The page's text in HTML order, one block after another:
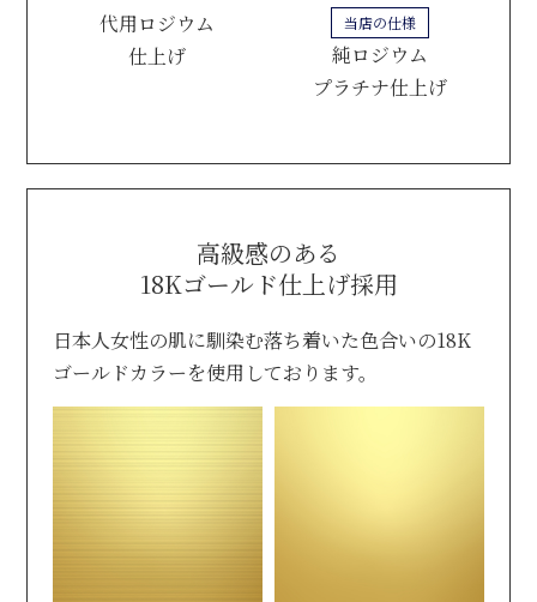
代用ロジウム
仕上げ
当店の仕様
純ロジウム
プラチナ仕上げ
高級感のある
18Kゴールド仕上げ採用
日本人女性の肌に馴染む落ち着いた色合いの18K
ゴールドカラーを使用しております。